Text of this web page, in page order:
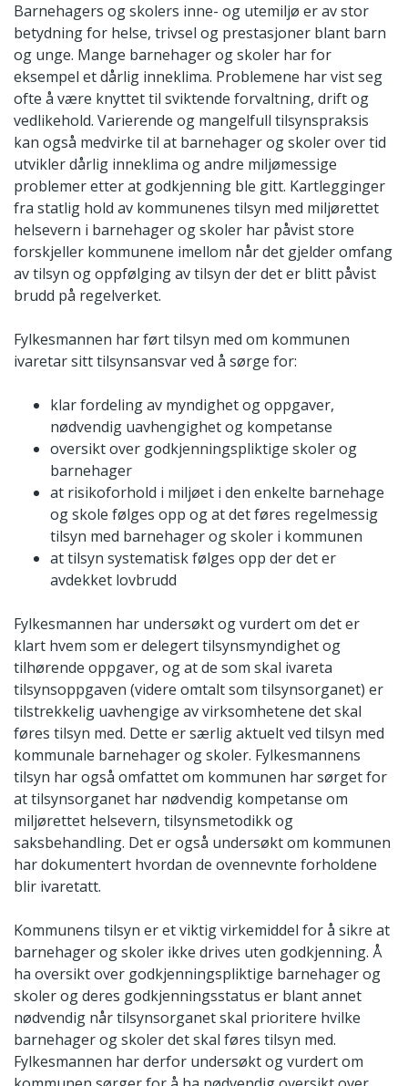
Barnehagers og skolers inne- og utemiljø er av stor
betydning for helse, trivsel og prestasjoner blant barn
og unge. Mange barnehager og skoler har for
eksempel et dårlig inneklima. Problemene har vist seg
ofte å være knyttet til sviktende forvaltning, drift og
vedlikehold. Varierende og mangelfull tilsynspraksis
kan også medvirke til at barnehager og skoler over tid
utvikler dårlig inneklima og andre miljømessige
problemer etter at godkjenning ble gitt. Kartlegginger
fra statlig hold av kommunenes tilsyn med miljørettet
helsevern i barnehager og skoler har påvist store
forskjeller kommunene imellom når det gjelder omfang
av tilsyn og oppfølging av tilsyn der det er blitt påvist
brudd på regelverket.
Fylkesmannen har ført tilsyn med om kommunen
ivaretar sitt tilsynsansvar ved å sørge for:
klar fordeling av myndighet og oppgaver,
nødvendig uavhengighet og kompetanse
oversikt over godkjenningspliktige skoler og
barnehager
at risikoforhold i miljøet i den enkelte barnehage
og skole følges opp og at det føres regelmessig
tilsyn med barnehager og skoler i kommunen
at tilsyn systematisk følges opp der det er
avdekket lovbrudd
Fylkesmannen har undersøkt og vurdert om det er
klart hvem som er delegert tilsynsmyndighet og
tilhørende oppgaver, og at de som skal ivareta
tilsynsoppgaven (videre omtalt som tilsynsorganet) er
tilstrekkelig uavhengige av virksomhetene det skal
føres tilsyn med. Dette er særlig aktuelt ved tilsyn med
kommunale barnehager og skoler. Fylkesmannens
tilsyn har også omfattet om kommunen har sørget for
at tilsynsorganet har nødvendig kompetanse om
miljørettet helsevern, tilsynsmetodikk og
saksbehandling. Det er også undersøkt om kommunen
har dokumentert hvordan de ovennevnte forholdene
blir ivaretatt.
Kommunens tilsyn er et viktig virkemiddel for å sikre at
barnehager og skoler ikke drives uten godkjenning. Å
ha oversikt over godkjenningspliktige barnehager og
skoler og deres godkjenningsstatus er blant annet
nødvendig når tilsynsorganet skal prioritere hvilke
barnehager og skoler det skal føres tilsyn med.
Fylkesmannen har derfor undersøkt og vurdert om